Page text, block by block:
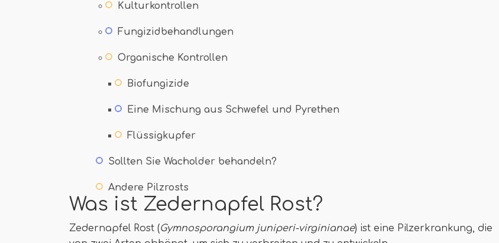
Kulturkontrollen
Fungizidbehandlungen
Organische Kontrollen
Biofungizide
Eine Mischung aus Schwefel und Pyrethen
Flüssigkupfer
Sollten Sie Wacholder behandeln?
Andere Pilzrosts
Was ist Zedernapfel Rost?
Zedernapfel Rost (Gymnosporangium juniperi-virginianae) ist eine Pilzerkrankung, die